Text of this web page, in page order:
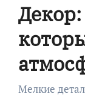
Мелкие